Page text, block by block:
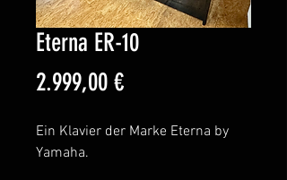
Eterna ER-10
2.999,00 €Preis
Ein Klavier der Marke Eterna by
Yamaha.